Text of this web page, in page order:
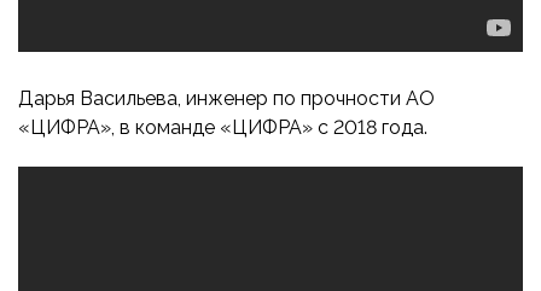
Дарья Васильева, инженер по прочности АО
«ЦИФРА», в команде «ЦИФРА» с 2018 года.